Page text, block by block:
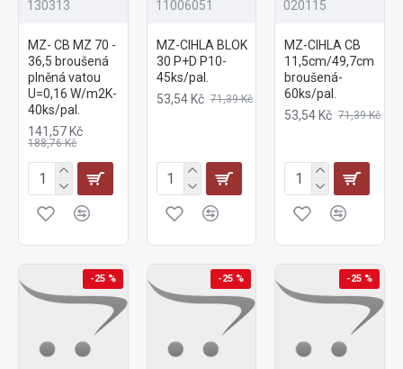
130313
MZ- CB MZ 70 -
36,5 broušená
plněná vatou
U=0,16 W/m2K-
40ks/pal.
141,57 Kč
188,76 Kč
11006051
MZ-CIHLA BLOK
30 P+D P10-
45ks/pal.
53,54 Kč 71,39 Kč
020115
MZ-CIHLA CB
11,5cm/49,7cm
broušená-
60ks/pal.
53,54 Kč 71,39 Kč
-25 % -25 % -25 %